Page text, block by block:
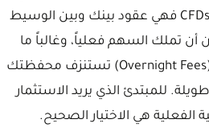
سجلات الأوراق المالية. أما CFDs فهي عقود بينك وبين الوسيط
تملك السهم فعلياً، وغالباً ما
تتضمن رسوم تمويل ليلية (Overnight Fees) تستنزف محفظتك
للمبتدئ الذي يريد الاستثمار
الفعلية هي الاختيار الصحيح.